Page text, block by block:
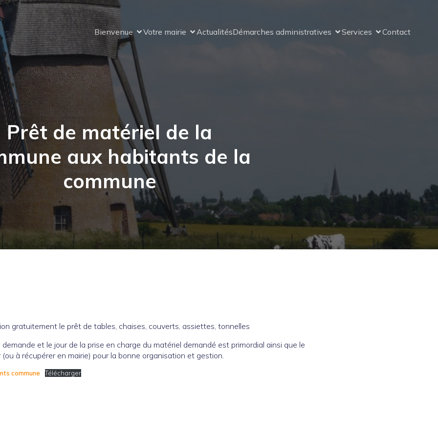
Bienvenue Votre mairie ActualitésDémarches administratives Services Contact
Prêt de matériel de la
aux habitants de la
commune
gratuitement le prêt de tables, chaises, couverts, assiettes, tonnelles
et le jour de la prise en charge du matériel demandé est primordial ainsi que le
à récupérer en mairie) pour la bonne organisation et gestion.
commune Télécharger